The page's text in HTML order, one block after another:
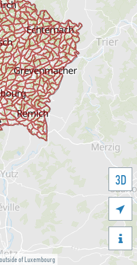
of Luxembourg
3D

